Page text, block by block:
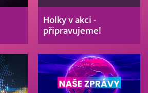
Holky v akci -
připravujeme!